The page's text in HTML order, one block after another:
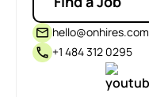
hello@onhires.com
+1 484 312 0295